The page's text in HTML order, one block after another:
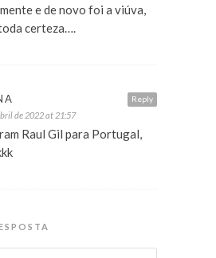
e de novo foi a viúva,
certeza….
Reply
de 2022 at 21:57
Raul Gil para Portugal,